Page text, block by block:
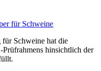
für Schweine
Schweine hat die
hinsichtlich der